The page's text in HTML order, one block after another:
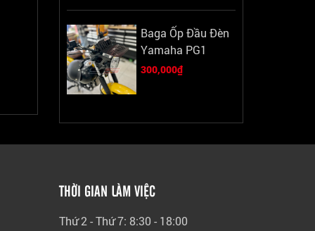
Baga Ốp Đầu Đèn
Yamaha PG1
300,000₫
THỜI GIAN LÀM VIỆC
Thứ 2 - Thứ 7: 8:30 - 18:00